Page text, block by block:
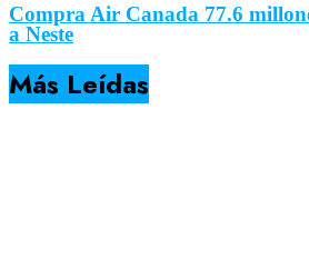
Compra Air Canada 77.6
a Neste
Más Leídas